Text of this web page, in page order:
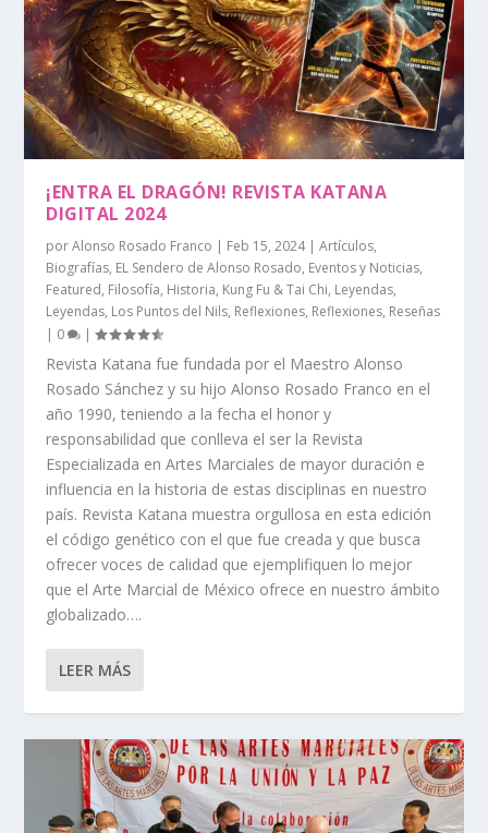
¡ENTRA EL DRAGÓN! REVISTA KATANA
DIGITAL 2024
porAlonso Rosado Franco | Feb 15, 2024|Artículos,
Biografías, EL Sendero de Alonso Rosado, Eventos y Noticias,
Featured, Filosofía, Historia, Kung Fu & Tai Chi, Leyendas,
Leyendas, Los Puntos del Nils, Reflexiones, Reflexiones, Reseñas
| 0 |
Revista Katana fue fundada por el Maestro Alonso
Rosado Sánchez y su hijo Alonso Rosado Franco en el
año 1990, teniendo a la fecha el honor y
responsabilidad que conlleva el ser la Revista
Especializada en Artes Marciales de mayor duración e
influencia en la historia de estas disciplinas en nuestro
país. Revista Katana muestra orgullosa en esta edición
el código genético con el que fue creada y que busca
ofrecer voces de calidad que ejemplifiquen lo mejor
que el Arte Marcial de México ofrece en nuestro ámbito
globalizado….
LEER MÁS